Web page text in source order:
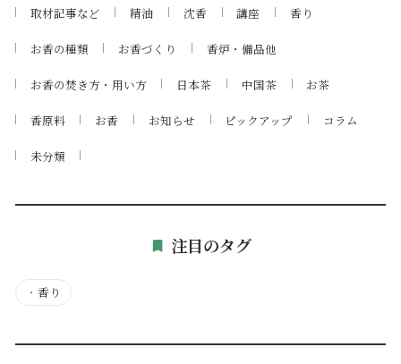
取材記事など 精油 沈香 講座 香り
お香の種類 お香づくり 香炉・備品他
お香の焚き方・用い方 日本茶 中国茶 お茶
香原料 お香 お知らせ ピックアップ コラム
未分類
注目のタグ
・ 香り